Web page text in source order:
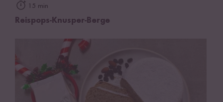
15 min
Reispops-Knusper-Berge